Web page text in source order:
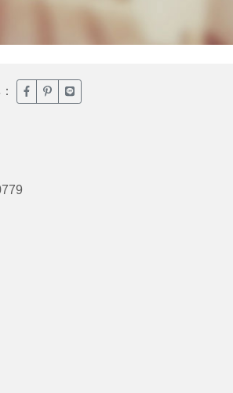
臉書分享(另開新視窗)
噗浪分享(另開新視窗)
Line分享(另開新視窗)